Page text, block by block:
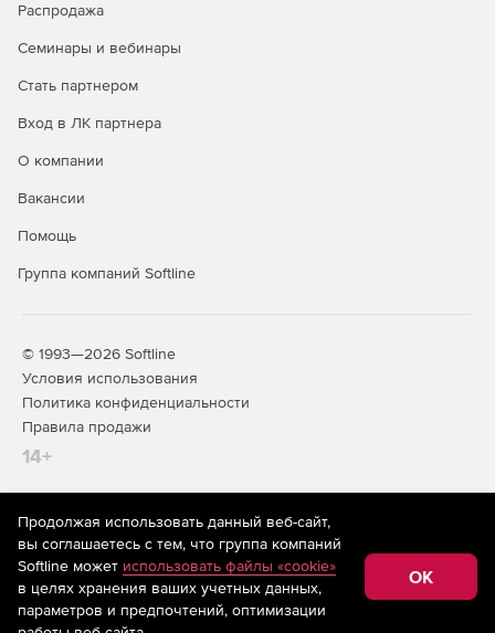
Распродажа
Семинары и вебинары
Стать партнером
Вход в ЛК партнера
О компании
Вакансии
Помощь
Группа компаний Softline
© 1993—2026 Softline
Условия использования
Политика конфиденциальности
Правила продажи
14+
На информационном ресурсе store.softline.ru применяются
рекомендательные технологии(информационные технологии
предоставления информации на основе сбора,
систематизации и анализа сведений, относящихся к
предпочтениям пользователей сети «Интернет»,
находящихся на территории Российской Федерации)
Продолжая использовать данный веб-сайт,
вы соглашаетесь с тем, что группа компаний
Softline может использовать файлы «cookie»
в целях хранения ваших учетных данных,
параметров и предпочтений, оптимизации
OK